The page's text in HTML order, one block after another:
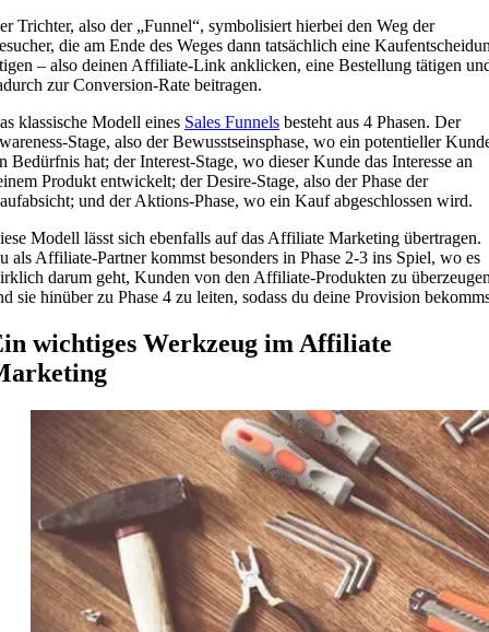
Trichter, also der „Funnel“, symbolisiert hierbei den Weg der
die am Ende des Weges dann tatsächlich eine
– also deinen Affiliate-Link anklicken, eine Bestellung tätigen
zur Conversion-Rate beitragen.
klassische Modell eines Sales Funnels besteht aus 4 Phasen. Der
Stage, also der Bewusstseinsphase, wo ein potentieller
Bedürfnis hat; der Interest-Stage, wo dieser Kunde das Interesse an
Produkt entwickelt; der Desire-Stage, also der Phase der
und der Aktions-Phase, wo ein Kauf abgeschlossen wird.
Modell lässt sich ebenfalls auf das Affiliate Marketing übertragen.
als Affiliate-Partner kommst besonders in Phase 2-3 ins Spiel, wo es
darum geht, Kunden von den Affiliate-Produkten zu
sie hinüber zu Phase 4 zu leiten, sodass du deine Provision
wichtiges Werkzeug im Affiliate